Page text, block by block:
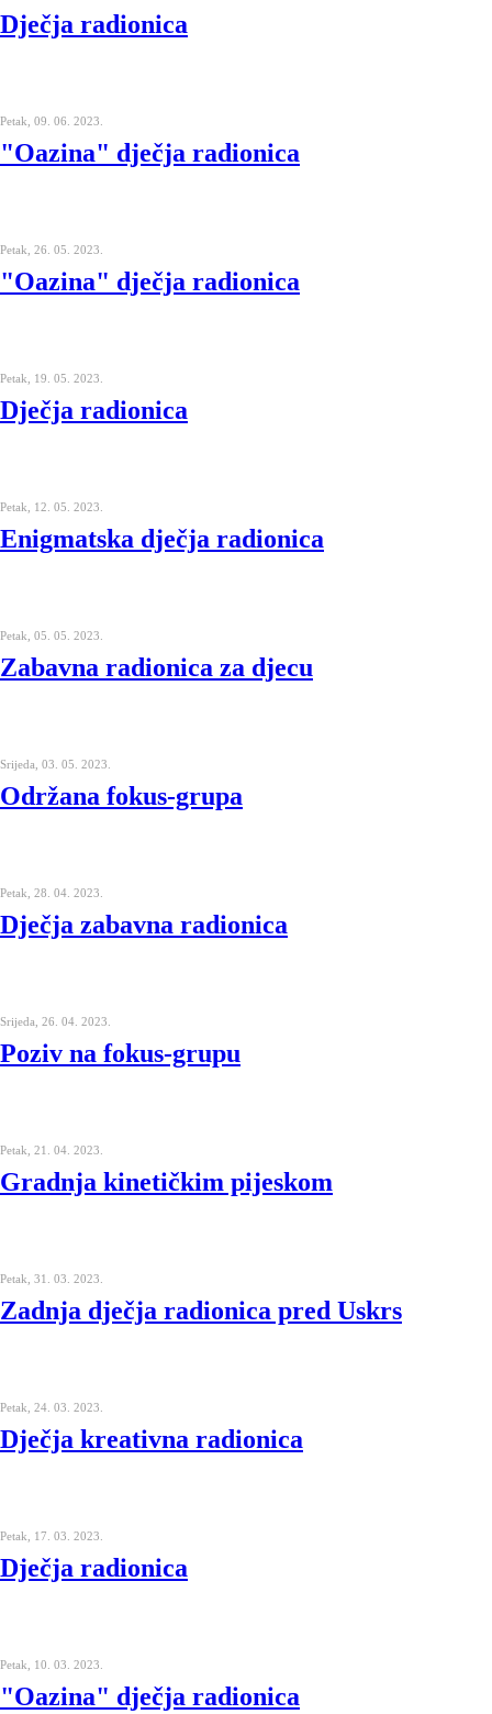
Dječja radionica
Petak, 09. 06. 2023.
"Oazina" dječja radionica
Petak, 26. 05. 2023.
"Oazina" dječja radionica
Petak, 19. 05. 2023.
Dječja radionica
Petak, 12. 05. 2023.
Enigmatska dječja radionica
Petak, 05. 05. 2023.
Zabavna radionica za djecu
Srijeda, 03. 05. 2023.
Održana fokus-grupa
Petak, 28. 04. 2023.
Dječja zabavna radionica
Srijeda, 26. 04. 2023.
Poziv na fokus-grupu
Petak, 21. 04. 2023.
Gradnja kinetičkim pijeskom
Petak, 31. 03. 2023.
Zadnja dječja radionica pred Uskrs
Petak, 24. 03. 2023.
Dječja kreativna radionica
Petak, 17. 03. 2023.
Dječja radionica
Petak, 10. 03. 2023.
"Oazina" dječja radionica